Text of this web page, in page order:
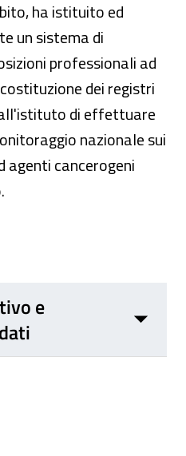
ha istituito ed
un sistema di
professionali ad
dei registri
di effettuare
nazionale sui
agenti cancerogeni
e